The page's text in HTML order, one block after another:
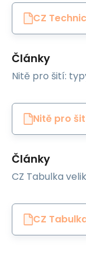
CZ
Články
Nitě pro šití:
Nitě pro
Články
CZ Tabulka
CZ